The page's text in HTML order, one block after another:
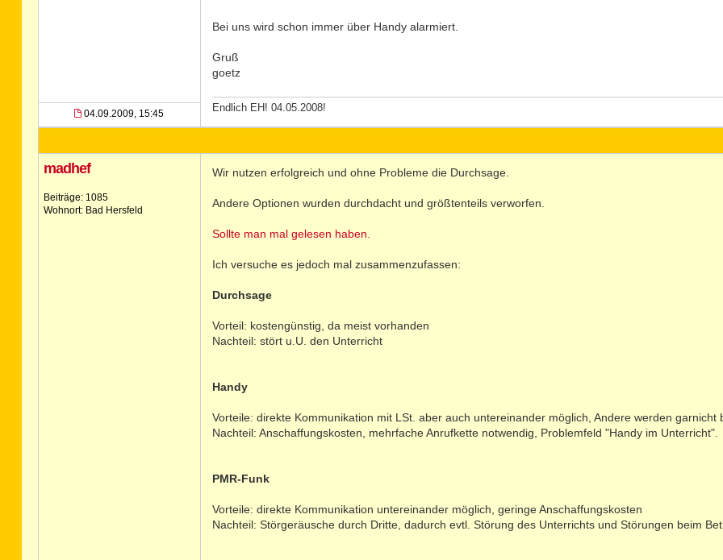
04.09.2009, 15:45
Bei uns wird schon immer über Handy alarmiert.
Gruß
goetz
Endlich EH! 04.05.2008!
madhef
Beiträge: 1085
Wohnort: Bad Hersfeld
Wir nutzen erfolgreich und ohne Probleme die Durchsage.
Andere Optionen wurden durchdacht und größtenteils verworfen.
Sollte man mal gelesen haben.
Ich versuche es jedoch mal zusammenzufassen:
Durchsage
Vorteil: kostengünstig, da meist vorhanden
Nachteil: stört u.U. den Unterricht
Handy
Vorteile: direkte Kommunikation mit LSt. aber auch untereinander möglich, Andere werden garnicht
Nachteil: Anschaffungskosten, mehrfache Anrufkette notwendig, Problemfeld "Handy im Unterricht".
PMR-Funk
Vorteile: direkte Kommunikation untereinander möglich, geringe Anschaffungskosten
Nachteil: Störgeräusche durch Dritte, dadurch evtl. Störung des Unterrichts und Störungen beim